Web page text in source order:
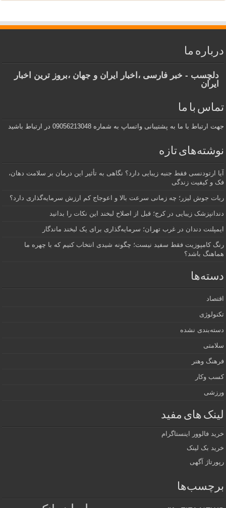
درباره ما
دلچسب - خبر فارسی ،اخبار ایران و جهان ،بروز ترین اخبار
ایران
تماس با ما
جهت ارتباط با ما به پشتیبانی واتساپ به شماره 09056213048 در ارتباط باشید
نوشته‌های تازه
آیا ارتودنسی فقط جنبه زیبایی دارد؟ نگاهی به تأثیر این درمان بر سلامت دهان،
فک و کیفیت زندگی
ربات جوش لیزر؛ چه زمانی سرعت بالا و اعوجاج کم ارزش سرمایه‌گذاری دارد؟
دندانپزشک زیبایی در کرج؛ قبل از اصلاح لبخند این نکات را بدانید
ایمپلنت دندان در غرب تهران؛ سرمایه‌گذاری برای یک لبخند ماندگار
رنگ کامپوزیت فقط سفید نیست؛ چگونه شیدی انتخاب کنیم که با چهره ما
هماهنگ باشد؟
دسته‌ها
اقتصاد
تکنولوژی
دسته‌بندی نشده
سلامتی
فرهنگ وهنر
کسب وکار
ورزشی
لینک های مفید
خرید فالوور اینستاگرام
خرید بک لینک
رپورتاژ آگهی
برچسب‌ها